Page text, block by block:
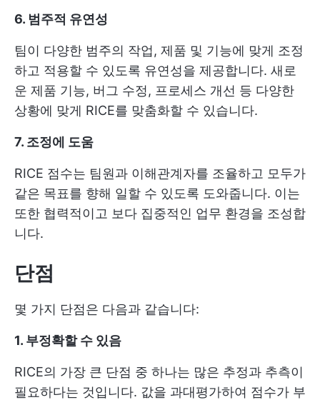
6. 범주적 유연성
팀이 다양한 범주의 작업, 제품 및 기능에 맞게 조정
하고 적용할 수 있도록 유연성을 제공합니다. 새로
운 제품 기능, 버그 수정, 프로세스 개선 등 다양한
상황에 맞게 RICE를 맞춤화할 수 있습니다.
7. 조정에 도움
RICE 점수는 팀원과 이해관계자를 조율하고 모두가
같은 목표를 향해 일할 수 있도록 도와줍니다. 이는
또한 협력적이고 보다 집중적인 업무 환경을 조성합
니다.
단점
몇 가지 단점은 다음과 같습니다:
1. 부정확할 수 있음
RICE의 가장 큰 단점 중 하나는 많은 추정과 추측이
필요하다는 것입니다. 값을 과대평가하여 점수가 부